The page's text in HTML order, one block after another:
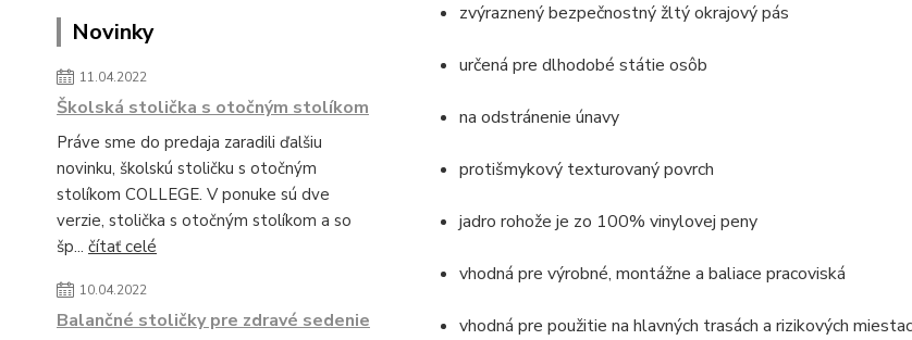
Novinky
11.04.2022
Školská stolička s otočným stolíkom
Práve sme do predaja zaradili ďalšiu
novinku, školskú stoličku s otočným
stolíkom COLLEGE. V ponuke sú dve
verzie, stolička s otočným stolíkom a so
šp... čítať celé
10.04.2022
Balančné stoličky pre zdravé sedenie
zvýraznený bezpečnostný žltý okrajový pás
určená pre dlhodobé státie osôb
na odstránenie únavy
protišmykový texturovaný povrch
jadro rohože je zo 100% vinylovej peny
vhodná pre výrobné, montážne a baliace pracoviská
vhodná pre použitie na hlavných trasách a rizikových